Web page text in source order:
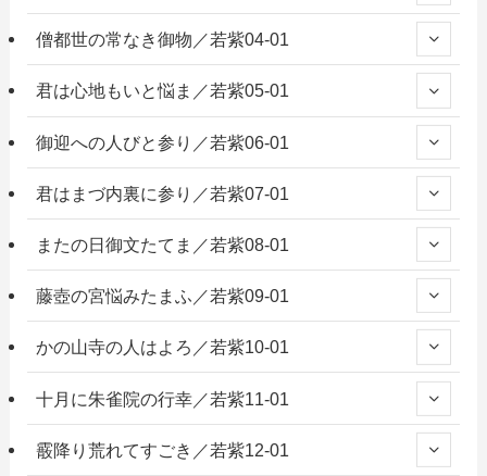
僧都世の常なき御物／若紫04-01
君は心地もいと悩ま／若紫05-01
御迎への人びと参り／若紫06-01
君はまづ内裏に参り／若紫07-01
またの日御文たてま／若紫08-01
藤壺の宮悩みたまふ／若紫09-01
かの山寺の人はよろ／若紫10-01
十月に朱雀院の行幸／若紫11-01
霰降り荒れてすごき／若紫12-01